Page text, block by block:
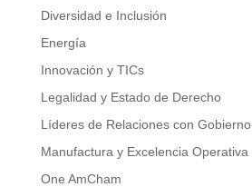
Diversidad e Inclusión
Energía
Innovación y TICs
Legalidad y Estado de Derecho
Líderes de Relaciones con Gobierno
Manufactura y Excelencia Operativa
One AmCham